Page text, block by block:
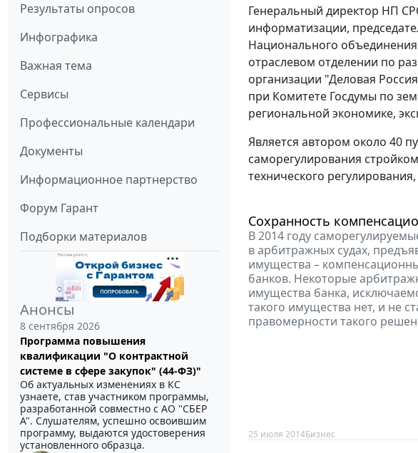
Результаты опросов
Инфографика
Важная тема
Сервисы
Профессиональные календари
Документы
Информационное партнерство
Форум Гарант
Подборки материалов
Анонсы
8 сентября 2026
Программа повышения
квалификации "О контрактной
системе в сфере закупок" (44-ФЗ)"
Об актуальных изменениях в КС
узнаете, став участником программы,
разработанной совместно с АО ''СБЕР
А". Слушателям, успешно освоившим
программу, выдаются удостоверения
установленного образца.
Генеральный директор НП
информатизации,
Национального
отраслевом отделении по
организации "Деловая
при Комитете Госдумы по
региональной экономике,
Является автором около 40
саморегулирования
технического
Сохранность
В 2014 году
в арбитражных судах,
имущества –
банков. Некоторые
имущества банка,
такого имущества нет, и не
правомерности такого
25 июля 2014Бизнес